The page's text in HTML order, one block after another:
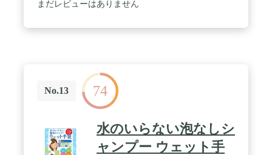
まだレビューはありません
No.13 74
水のいらない泡なしシ
ャンプー ウェット手